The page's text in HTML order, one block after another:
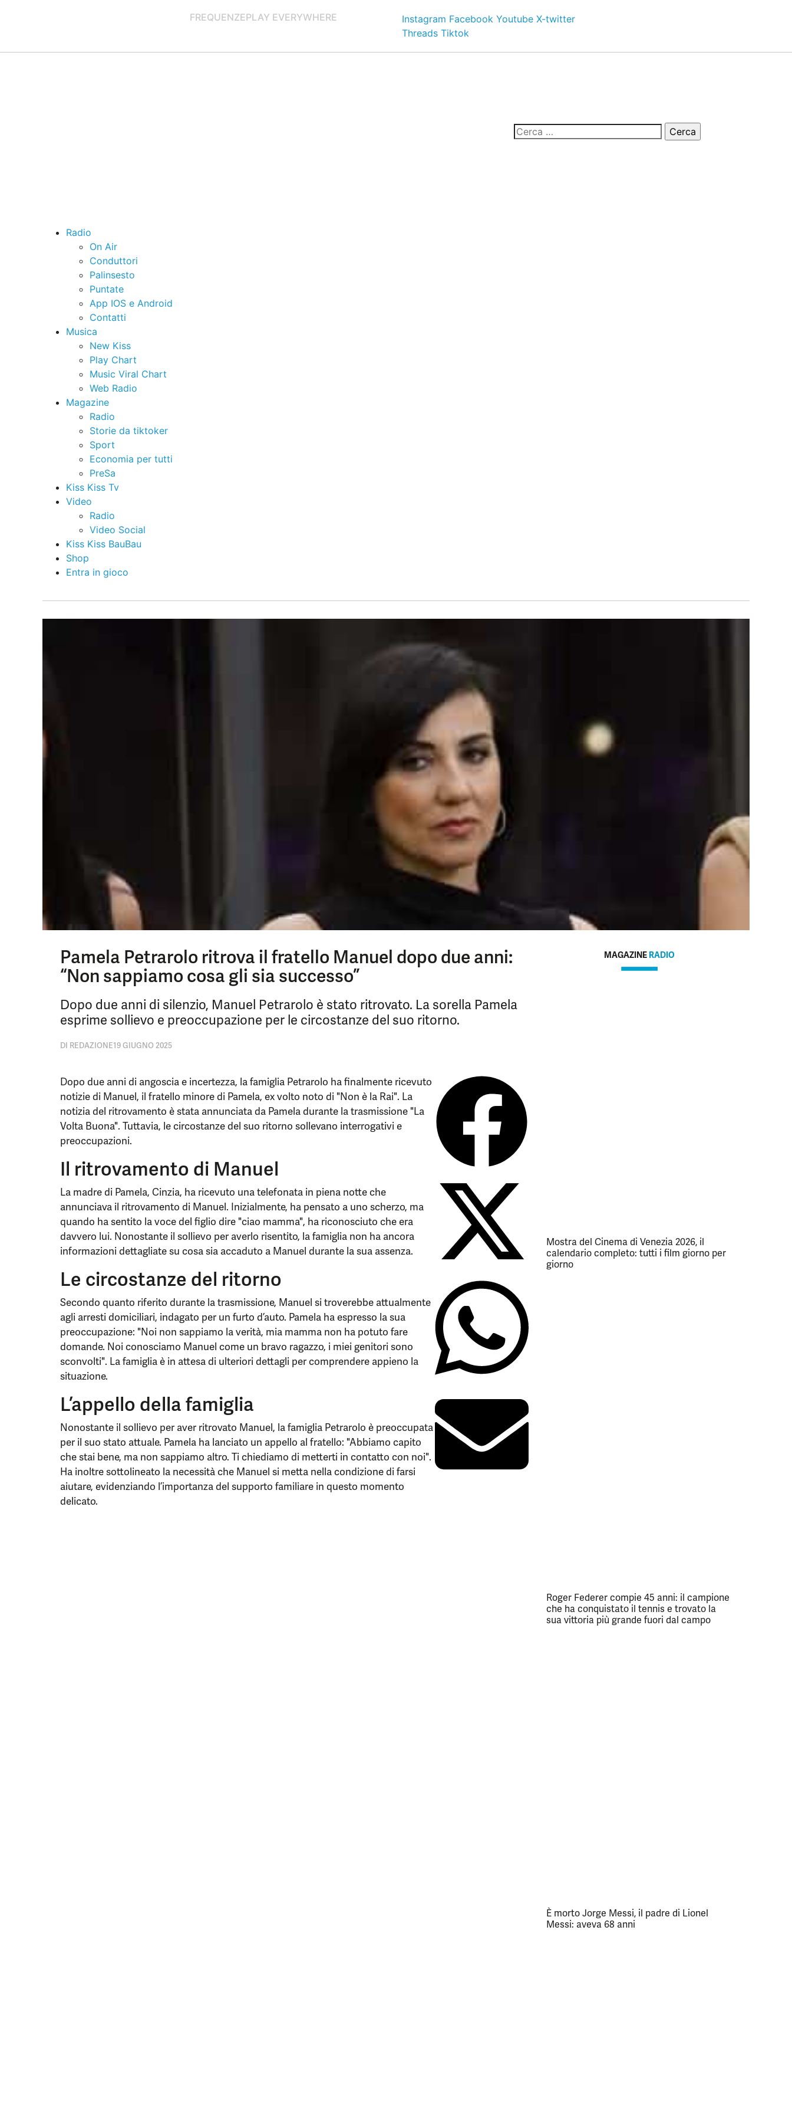
FREQUENZEPLAY EVERYWHERE Instagram Facebook Youtube X-twitter
Threads Tiktok
Radio
On Air
Conduttori
Palinsesto
Puntate
App IOS e Android
Contatti
Musica
New Kiss
Play Chart
Music Viral Chart
Web Radio
Magazine
Radio
Storie da tiktoker
Sport
Economia per tutti
PreSa
Kiss Kiss Tv
Video
Radio
Video Social
Kiss Kiss BauBau
Shop
Entra in gioco
Pamela Petrarolo ritrova il fratello Manuel dopo due anni:
“Non sappiamo cosa gli sia successo”
Dopo due anni di silenzio, Manuel Petrarolo è stato ritrovato. La sorella Pamela
esprime sollievo e preoccupazione per le circostanze del suo ritorno.
DI REDAZIONE19 GIUGNO 2025
Dopo due anni di angoscia e incertezza, la famiglia Petrarolo ha finalmente ricevuto
notizie di Manuel, il fratello minore di Pamela, ex volto noto di "Non è la Rai". La
notizia del ritrovamento è stata annunciata da Pamela durante la trasmissione "La
Volta Buona". Tuttavia, le circostanze del suo ritorno sollevano interrogativi e
preoccupazioni.
Il ritrovamento di Manuel
La madre di Pamela, Cinzia, ha ricevuto una telefonata in piena notte che
annunciava il ritrovamento di Manuel. Inizialmente, ha pensato a uno scherzo, ma
quando ha sentito la voce del figlio dire "ciao mamma", ha riconosciuto che era
davvero lui. Nonostante il sollievo per averlo risentito, la famiglia non ha ancora
informazioni dettagliate su cosa sia accaduto a Manuel durante la sua assenza.
Le circostanze del ritorno
Secondo quanto riferito durante la trasmissione, Manuel si troverebbe attualmente
agli arresti domiciliari, indagato per un furto d’auto. Pamela ha espresso la sua
preoccupazione: "Noi non sappiamo la verità, mia mamma non ha potuto fare
domande. Noi conosciamo Manuel come un bravo ragazzo, i miei genitori sono
sconvolti". La famiglia è in attesa di ulteriori dettagli per comprendere appieno la
situazione.
L’appello della famiglia
Nonostante il sollievo per aver ritrovato Manuel, la famiglia Petrarolo è preoccupata
per il suo stato attuale. Pamela ha lanciato un appello al fratello: "Abbiamo capito
che stai bene, ma non sappiamo altro. Ti chiediamo di metterti in contatto con noi".
Ha inoltre sottolineato la necessità che Manuel si metta nella condizione di farsi
aiutare, evidenziando l’importanza del supporto familiare in questo momento
delicato.
MAGAZINE RADIO
Mostra del Cinema di Venezia 2026, il
calendario completo: tutti i film giorno per
giorno
Roger Federer compie 45 anni: il campione
che ha conquistato il tennis e trovato la
sua vittoria più grande fuori dal campo
È morto Jorge Messi, il padre di Lionel
Messi: aveva 68 anni